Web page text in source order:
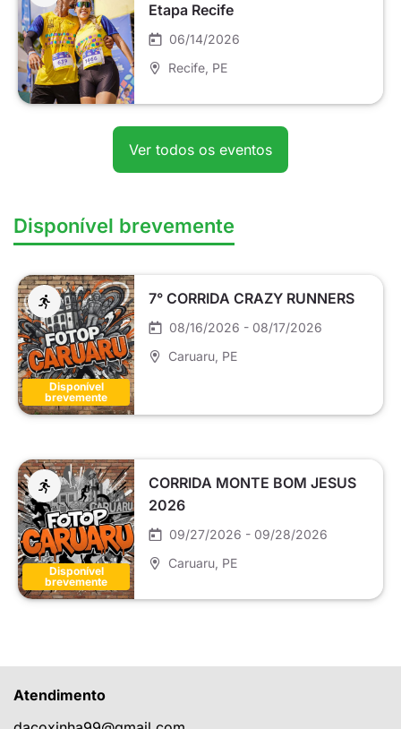
Etapa Recife
06/14/2026
Recife , PE
Ver todos os eventos
Disponível brevemente
Disponível
brevemente
7° CORRIDA CRAZY RUNNERS
08/16/2026 - 08/17/2026
Caruaru , PE
Disponível
brevemente
CORRIDA MONTE BOM JESUS
2026
09/27/2026 - 09/28/2026
Caruaru , PE
Atendimento